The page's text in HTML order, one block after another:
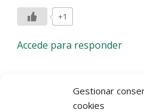
Gestionar
cookies
+1
Accede para responder
Deja una respuesta